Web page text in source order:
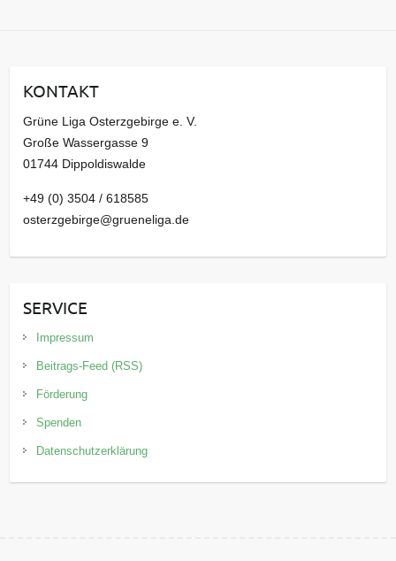
v
KONTAKT
Grüne Liga Osterzgebirge e. V.
Große Wassergasse 9
01744 Dippoldiswalde
+49 (0) 3504 / 618585
osterzgebirge@grueneliga.de
SERVICE
Impressum
Beitrags-Feed (RSS)
Förderung
Spenden
Datenschutzerklärung